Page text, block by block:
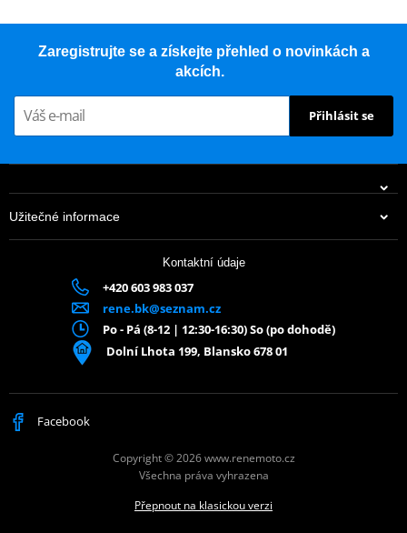
Zaregistrujte se a získejte přehled o novinkách a
akcích.
Přihlásit se
Užitečné informace
Kontaktní údaje
+420 603 983 037
rene.bk@seznam.cz
Po - Pá (8-12 | 12:30-16:30) So (po dohodě)
Dolní Lhota 199, Blansko 678 01
Facebook
Copyright © 2026 www.renemoto.cz
Všechna práva vyhrazena
Přepnout na klasickou verzi